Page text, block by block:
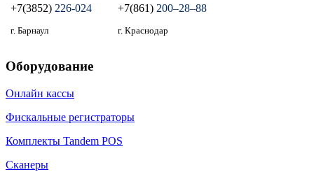
+7(3852) 226-024
г. Барнаул
+7(861) 200‒28‒88
г. Краснодар
Оборудование
Онлайн кассы
Фискальные регистраторы
Комплекты Tandem POS
Сканеры